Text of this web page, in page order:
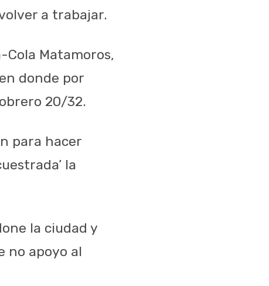
a trabajar.
Cola Matamoros,
donde por
20/32.
para hacer
la
la ciudad y
no apoyo al